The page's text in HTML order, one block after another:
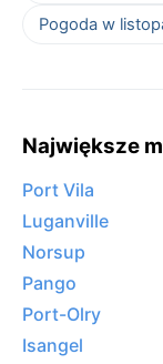
Pogoda w
Największe
Port Vila
Luganville
Norsup
Pango
Port-Olry
Isangel